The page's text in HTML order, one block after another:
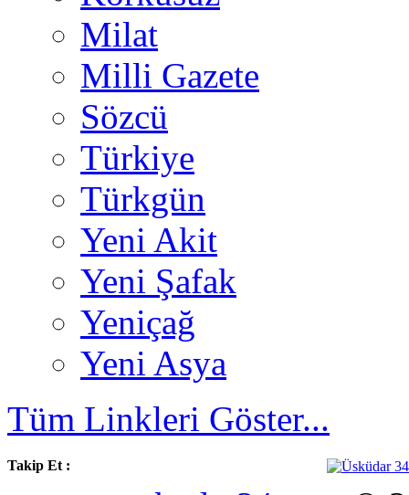
Milat
Milli Gazete
Sözcü
Türkiye
Türkgün
Yeni Akit
Yeni Şafak
Yeniçağ
Yeni Asya
Tüm Linkleri Göster...
Takip Et :